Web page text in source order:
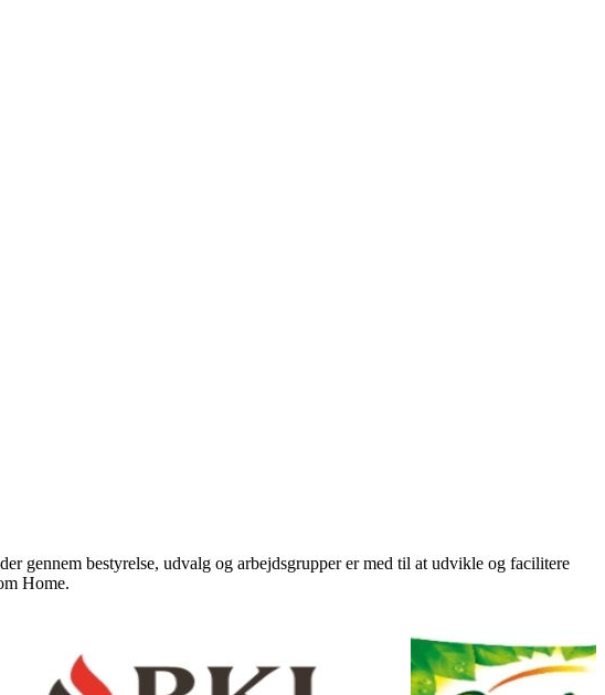
gennem bestyrelse, udvalg og arbejdsgrupper er med til at udvikle og facilitere
Home.